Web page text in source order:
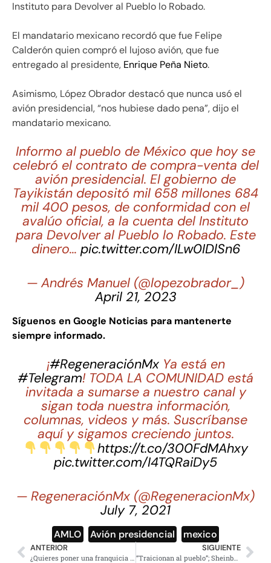
Instituto para Devolver al Pueblo lo Robado.
El mandatario mexicano recordó que fue Felipe
Calderón quien compró el lujoso avión, que fue
entregado al presidente, Enrique Peña Nieto.
Asimismo, López Obrador destacó que nunca usó el
avión presidencial, “nos hubiese dado pena”, dijo el
mandatario mexicano.
Informo al pueblo de México que hoy se
celebró el contrato de compra-venta del
avión presidencial. El gobierno de
Tayikistán depositó mil 658 millones 684
mil 400 pesos, de conformidad con el
avalúo oficial, a la cuenta del Instituto
para Devolver al Pueblo lo Robado. Este
dinero… pic.twitter.com/ILw0IDlSn6
— Andrés Manuel (@lopezobrador_)
April 21, 2023
Síguenos en Google Noticias para mantenerte
siempre informado.
¡#RegeneraciónMxYa está en
#Telegram! TODA LA COMUNIDAD está
invitada a sumarse a nuestro canal y
sigan toda nuestra información,
columnas, videos y más. Suscríbanse
aquí y sigamos creciendo juntos.
https://t.co/300FdMAhxy
pic.twitter.com/I4TQRaiDy5
— RegeneraciónMx (@RegeneracionMx)
July 7, 2021
AMLO Avión presidencial mexico
ANTERIOR SIGUIENTE
“Traicionan al pueblo”; Sheinbaum destaca que AMLO sí sufrió de deslealtades